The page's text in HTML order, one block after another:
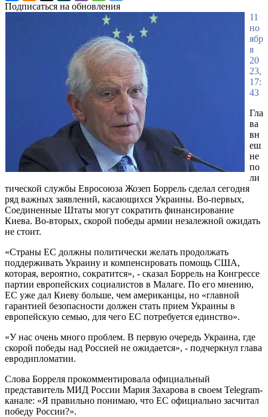
Подписаться на обновления
11
но
ябр
я
20
23,
17:
43
Гла
ва
вн
еш
не
по
ли
тической службы Евросоюза Жозеп Боррель сделал сегодня
ряд важных заявлений, касающихся Украины. Во-первых,
Соединенные Штаты могут сократить финансирование
Киева. Во-вторых, скорой победы армии незалежной ожидать
не стоит.
«Страны ЕС должны политически желать продолжать
поддерживать Украину и компенсировать помощь США,
которая, вероятно, сократится», - сказал Боррель на Конгрессе
партии европейских социалистов в Малаге. По его мнению,
ЕС уже дал Киеву больше, чем американцы, но «главной
гарантией безопасности должен стать прием Украины в
европейскую семью, для чего ЕС потребуется единство».
«У нас очень много проблем. В первую очередь Украина, где
скорой победы над Россией не ожидается», - подчеркнул глава
евродипломатии.
Слова Борреля прокомментировала официальный
представитель МИД России Мария Захарова в своем Telegram-
канале: «Я правильно понимаю, что ЕС официально засчитал
победу России?».